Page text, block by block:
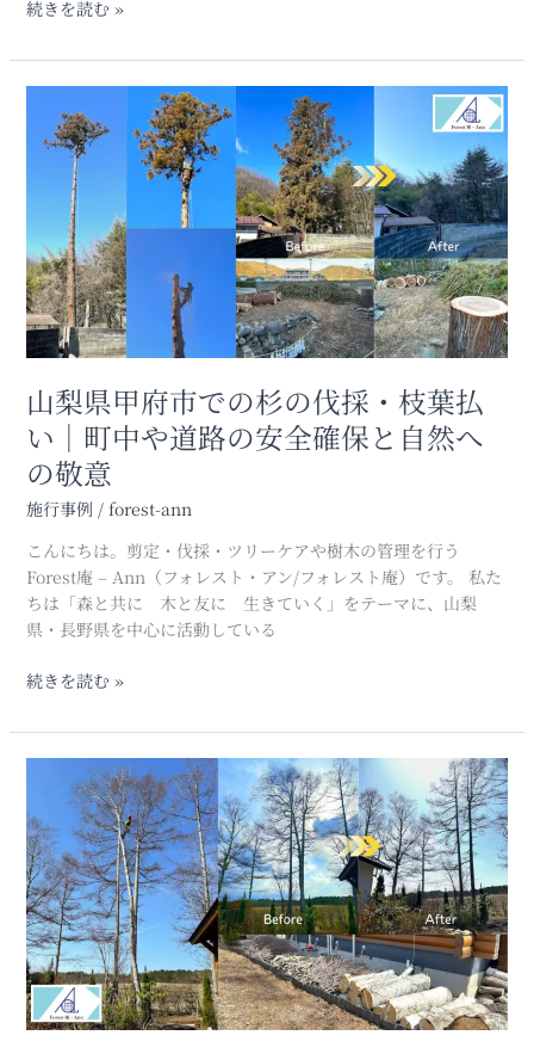
｜
梨
県
沢
町
続きを読む »
山梨県甲府市での杉の伐採・枝葉払
い｜町中や道路の安全確保と自然へ
の敬意
施行事例 / forest-ann
こんにちは。剪定・伐採・ツリーケアや樹木の管理を行う
Forest庵 – Ann（フォレスト・アン/フォレスト庵）です。 私た
ちは「森と共に 木と友に 生きていく」をテーマに、山梨
県・長野県を中心に活動している
で
の
杉
の
伐
採・
枝
葉
払
い
｜
町
中
や
道
の
全
確
と
自
然
へ
の
敬
意
続きを読む »
山
梨
県
北
杜
市
高
根
町